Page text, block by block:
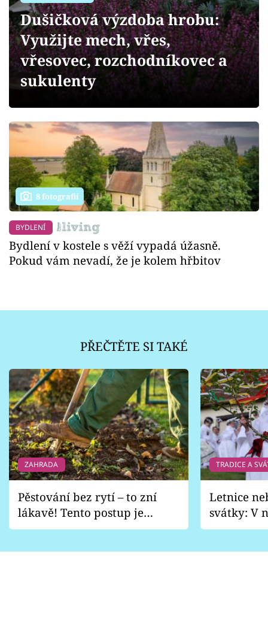
Přihlášení
Sledujte nás
Dušičková výzdoba hrobu:
Využijte mech, vřes,
vřesovec, rozchodníkovec a
sukulenty
8 fotografií
BYDLENÍ
Bydlení v kostele s věží vypadá úžasně.
Pokud vám nevadí, že je kolem hřbitov
PŘEČTĚTE SI TAKÉ
ZAHRADA
Pěstování bez rytí – to zní
lákavě! Tento postup je
vhodný jen pro některé
TRADICE A
Letnice
svátky: V
pondělí